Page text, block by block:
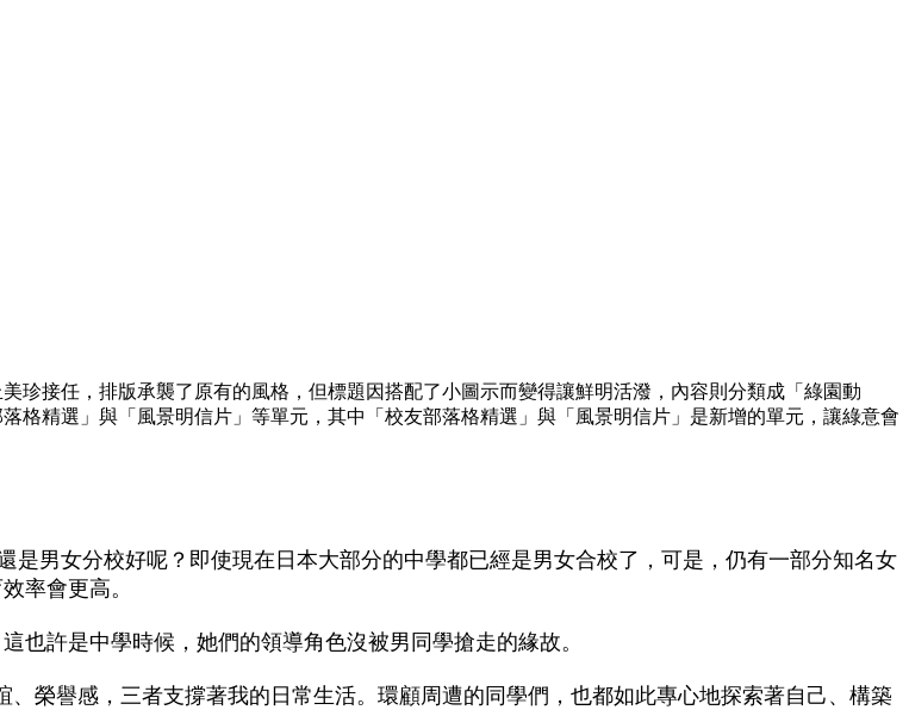
珍接任，排版承襲了原有的風格，但標題因搭配了小圖示而變得讓鮮明活潑，內容則分類成「綠園動
格精選」與「風景明信片」等單元，其中「校友部落格精選」與「風景明信片」是新增的單元，讓綠意會
是男女分校好呢？即使現在日本大部分的中學都已經是男女合校了，可是，仍有一部分知名女
率會更高。
也許是中學時候，她們的領導角色沒被男同學搶走的緣故。
榮譽感，三者支撐著我的日常生活。環顧周遭的同學們，也都如此專心地探索著自己、構築